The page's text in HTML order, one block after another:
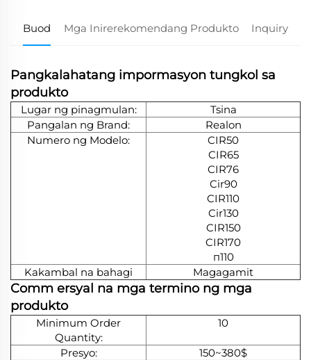
Buod Mga Inirerekomendang Produkto Inquiry
Pangkalahatang impormasyon tungkol sa
produkto
Lugar ng pinagmulan:
Tsina
Pangalan ng Brand:
Realon
Numero ng Modelo:
CIR50
CIR65
CIR76
Cir90
CIR110
Cir130
CIR150
CIR170
п110
Kakambal na bahagi
Magagamit
Comm ersyal na mga termino ng mga
produkto
Minimum Order
Quantity:
10
Presyo:
150~380$